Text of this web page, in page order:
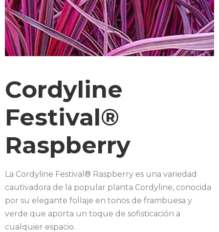
Cordyline
Festival®
Raspberry
La Cordyline Festival® Raspberry es una variedad
cautivadora de la popular planta Cordyline, conocida
por su elegante follaje en tonos de frambuesa y
verde que aporta un toque de sofisticación a
cualquier espacio.